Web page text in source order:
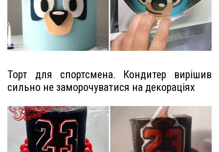
Торт для спортсмена. Кондитер вирішив
сильно не заморочуватися на декораціях